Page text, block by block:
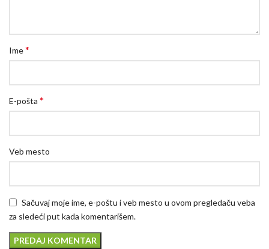
Ime*
E-pošta *
Veb mesto
Sačuvaj moje ime, e-poštu i veb mesto u ovom pregledaču veba
za sledeći put kada komentarišem.